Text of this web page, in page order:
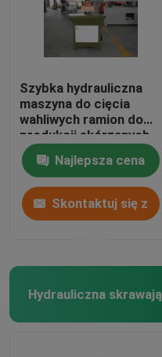
Szybka hydrauliczna
maszyna do cięcia
wahliwych ramion do
produkcji skórzanych
rękawiczek
Najlepsza cena
Skontaktuj się z